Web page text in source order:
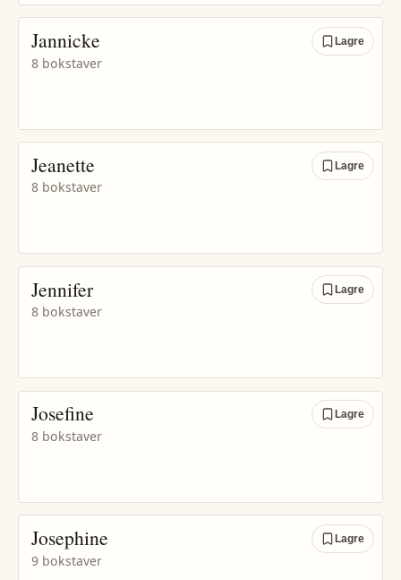
Jannicke
8 bokstaver
Lagre
Jeanette
8 bokstaver
Lagre
Jennifer
8 bokstaver
Lagre
Josefine
8 bokstaver
Lagre
Josephine
9 bokstaver
Lagre